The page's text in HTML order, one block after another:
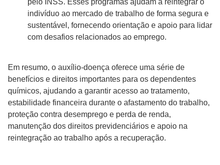
indivíduo ao mercado de trabalho de forma segura e
sustentável, fornecendo orientação e apoio para lidar
com desafios relacionados ao emprego.
Em resumo, o auxílio-doença oferece uma série de
benefícios e direitos importantes para os dependentes
químicos, ajudando a garantir acesso ao tratamento,
estabilidade financeira durante o afastamento do trabalho,
proteção contra desemprego e perda de renda,
manutenção dos direitos previdenciários e apoio na
reintegração ao trabalho após a recuperação.